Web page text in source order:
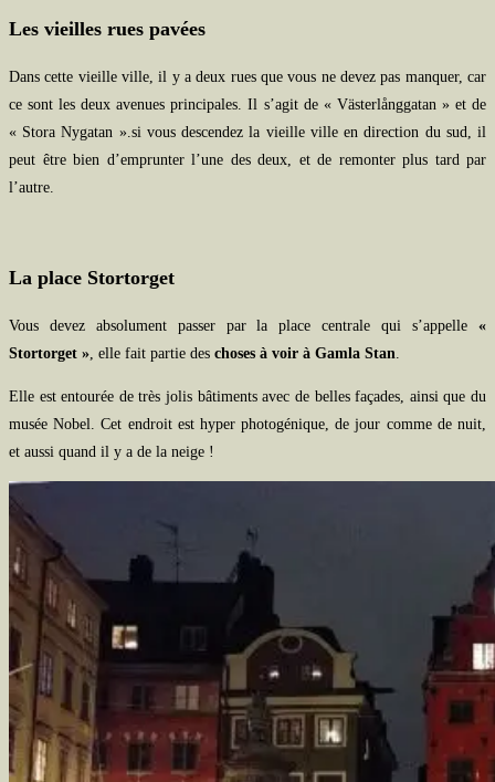
Les vieilles rues pavées
Dans cette vieille ville, il y a deux rues que vous ne devez pas manquer, car
ce sont les deux avenues principales. Il s’agit de « Västerlånggatan » et de
« Stora Nygatan ».si vous descendez la vieille ville en direction du sud, il
peut être bien d’emprunter l’une des deux, et de remonter plus tard par
l’autre.
La place Stortorget
Vous devez absolument passer par la place centrale qui s’appelle «
Stortorget » , elle fait partie des choses à voir à Gamla Stan
Elle est entourée de très jolis bâtiments avec de belles façades, ainsi que du
musée Nobel. Cet endroit est hyper photogénique, de jour comme de nuit,
et aussi quand il y a de la neige !